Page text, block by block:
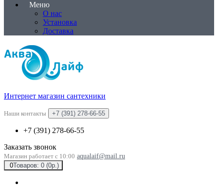
Меню
О нас
Установка
Доставка
Интернет магазин сантехники
Наши контакты +7 (391) 278-66-55
+7 (391) 278-66-55
Заказать звонок
Магазин работает с 10:00 aqualaif@mail.ru
0Товаров: 0 (0р.)